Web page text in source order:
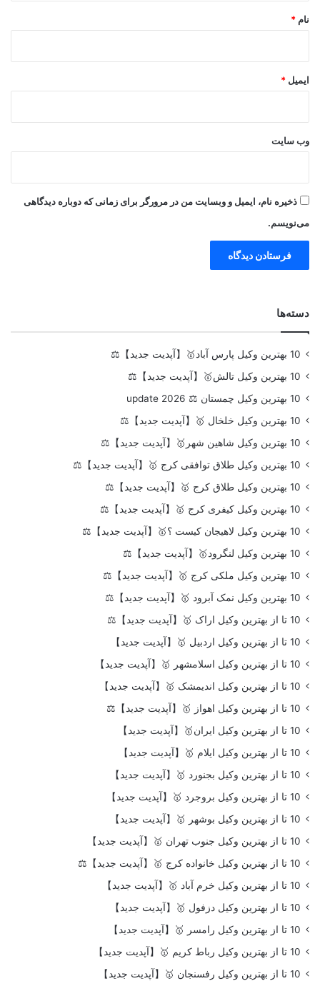
نام *
ایمیل *
وب‌ سایت
ذخیره نام، ایمیل و وبسایت من در مرورگر برای زمانی که دوباره دیدگاهی
می‌نویسم.
دسته‌ها
10 بهترین وکیل پارس آباد🥇【آپدیت جدید】⚖️
10 بهترین وکیل تالش🥇【آپدیت جدید】⚖️
10 بهترین وکیل چمستان ⚖️ update 2026
10 بهترین وکیل خلخال 🥇【آپدیت جدید】⚖️
10 بهترین وکیل شاهین شهر🥇【آپدیت جدید】⚖️
10 بهترین وکیل طلاق توافقی کرج 🥇【آپدیت جدید】⚖️
10 بهترین وکیل طلاق کرج 🥇【آپدیت جدید】⚖️
10 بهترین وکیل کیفری کرج 🥇【آپدیت جدید】⚖️
10 بهترین وکیل لاهیجان کیست ؟🥇【آپدیت جدید】⚖️
10 بهترین وکیل لنگرود🥇【آپدیت جدید】⚖️
10 بهترین وکیل ملکی کرج 🥇【آپدیت جدید】⚖️
10 بهترین وکیل نمک آبرود 🥇【آپدیت جدید】⚖️
10 تا از بهترین وکیل اراک 🥇【آپدیت جدید】⚖️
10 تا از بهترین وکیل اردبیل 🥇【آپدیت جدید】
10 تا از بهترین وکیل اسلامشهر 🥇【آپدیت جدید】
10 تا از بهترین وکیل اندیمشک 🥇【آپدیت جدید】
10 تا از بهترین وکیل اهواز 🥇【آپدیت جدید】⚖️
10 تا از بهترین وکیل ایران🥇【آپدیت جدید】
10 تا از بهترین وکیل ایلام 🥇【آپدیت جدید】
10 تا از بهترین وکیل بجنورد 🥇【آپدیت جدید】
10 تا از بهترین وکیل بروجرد 🥇【آپدیت جدید】
10 تا از بهترین وکیل بوشهر 🥇【آپدیت جدید】
10 تا از بهترین وکیل جنوب تهران 🥇【آپدیت جدید】
10 تا از بهترین وکیل خانواده کرج 🥇【آپدیت جدید】⚖️
10 تا از بهترین وکیل خرم آباد 🥇【آپدیت جدید】
10 تا از بهترین وکیل دزفول 🥇【آپدیت جدید】
10 تا از بهترین وکیل رامسر 🥇【آپدیت جدید】
10 تا از بهترین وکیل رباط کریم 🥇【آپدیت جدید】
10 تا از بهترین وکیل رفسنجان 🥇【آپدیت جدید】